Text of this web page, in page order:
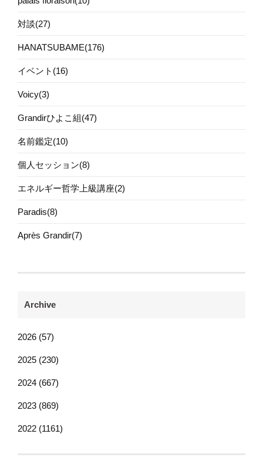
対談(27)
HANATSUBAME(176)
イベント(16)
Voicy(3)
Grandirひよこ組(47)
名前鑑定(10)
個人セッション(8)
エネルギー哲学上級講座(2)
Paradis(8)
Après Grandir(7)
Archive
2026 (57)
2025 (230)
2024 (667)
2023 (869)
2022 (1161)